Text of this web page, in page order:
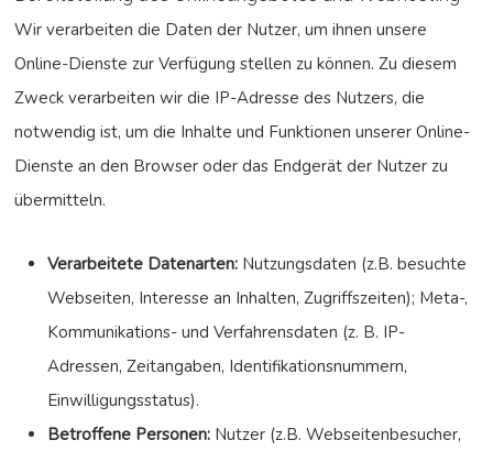
Wir verarbeiten die Daten der Nutzer, um ihnen unsere
Online-Dienste zur Verfügung stellen zu können. Zu diesem
Zweck verarbeiten wir die IP-Adresse des Nutzers, die
notwendig ist, um die Inhalte und Funktionen unserer Online-
Dienste an den Browser oder das Endgerät der Nutzer zu
übermitteln.
Verarbeitete Datenarten: Nutzungsdaten (z.B. besuchte
Webseiten, Interesse an Inhalten, Zugriffszeiten); Meta-,
Kommunikations- und Verfahrensdaten (z. B. IP-
Adressen, Zeitangaben, Identifikationsnummern,
Einwilligungsstatus).
Betroffene Personen: Nutzer (z.B. Webseitenbesucher,